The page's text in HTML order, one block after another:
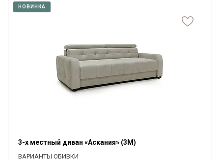
НОВИНКА
3-х местный диван «Аскания» (3M)
ВАРИАНТЫ ОБИВКИ